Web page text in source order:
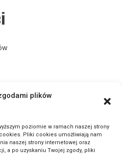
plików
poziomie w ramach naszej strony
Pliki cookies umożliwiają nam
naszej strony internetowej oraz
a po uzyskaniu Twojej zgody, pliki